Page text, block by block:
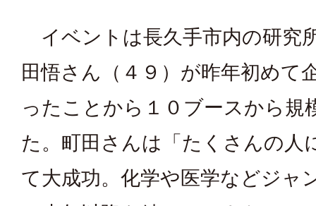
イベントは長久手市内の研究
田悟さん（４９）が昨年初めて
ったことから１０ブースから規
た。町田さんは「たくさんの人
て大成功。化学や医学などジャ